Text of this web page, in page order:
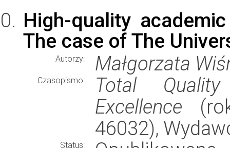
High-quality
The case of The
Autorzy: Małgorzata
Czasopismo:
Total
Excellence
46032),
Status: